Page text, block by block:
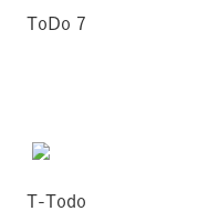
ToDo 7
T-Todo